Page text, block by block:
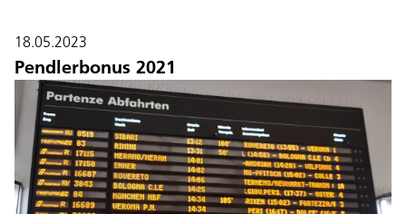
18.05.2023
Pendlerbonus 2021